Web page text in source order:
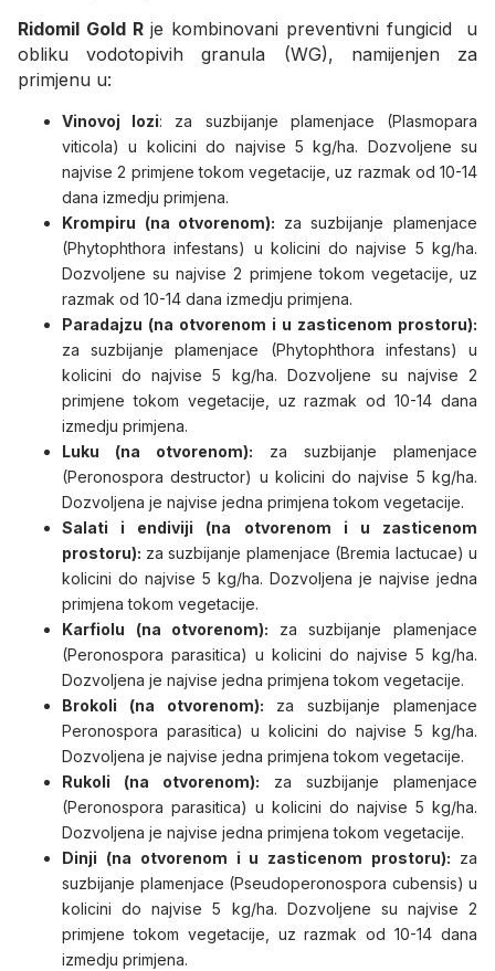
Ridomil Gold Rje kombinovani preventivni fungicid u
obliku vodotopivih granula (WG), namijenjen za
primjenu u:
Vinovoj lozi: za suzbijanje plamenjace (Plasmopara
viticola) u kolicini do najvise 5 kg/ha. Dozvoljene su
najvise 2 primjene tokom vegetacije, uz razmak od 10-14
dana izmedju primjena.
Krompiru (na otvorenom): za suzbijanje plamenjace
(Phytophthora infestans) u kolicini do najvise 5 kg/ha.
Dozvoljene su najvise 2 primjene tokom vegetacije, uz
razmak od 10-14 dana izmedju primjena.
Paradajzu (na otvorenom i u zasticenom prostoru):
za suzbijanje plamenjace (Phytophthora infestans) u
kolicini do najvise 5 kg/ha. Dozvoljene su najvise 2
primjene tokom vegetacije, uz razmak od 10-14 dana
izmedju primjena.
Luku (na otvorenom): za suzbijanje plamenjace
(Peronospora destructor) u kolicini do najvise 5 kg/ha.
Dozvoljena je najvise jedna primjena tokom vegetacije.
Salati i endiviji (na otvorenom i u zasticenom
prostoru): za suzbijanje plamenjace (Bremia lactucae) u
kolicini do najvise 5 kg/ha. Dozvoljena je najvise jedna
primjena tokom vegetacije.
Karfiolu (na otvorenom): za suzbijanje plamenjace
(Peronospora parasitica) u kolicini do najvise 5 kg/ha.
Dozvoljena je najvise jedna primjena tokom vegetacije.
Brokoli (na otvorenom): za suzbijanje plamenjace
Peronospora parasitica) u kolicini do najvise 5 kg/ha.
Dozvoljena je najvise jedna primjena tokom vegetacije.
Rukoli (na otvorenom): za suzbijanje plamenjace
(Peronospora parasitica) u kolicini do najvise 5 kg/ha.
Dozvoljena je najvise jedna primjena tokom vegetacije.
Dinji (na otvorenom i u zasticenom prostoru): za
suzbijanje plamenjace (Pseudoperonospora cubensis) u
kolicini do najvise 5 kg/ha. Dozvoljene su najvise 2
primjene tokom vegetacije, uz razmak od 10-14 dana
izmedju primjena.